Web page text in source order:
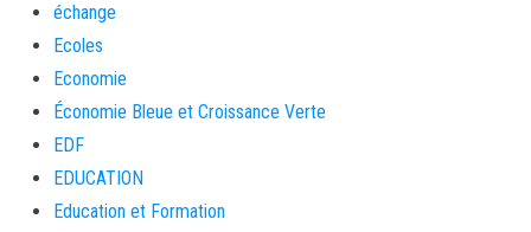
échange
Ecoles
Economie
Économie Bleue et Croissance Verte
EDF
EDUCATION
Education et Formation